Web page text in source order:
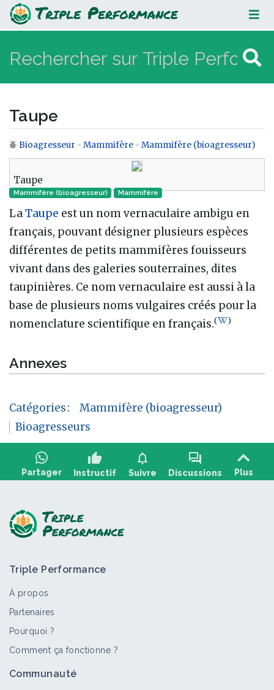
Taupe
Taupe
Aller à :navigation,rechercher
Bioagresseur - Mammifère - Mammifère (bioagresseur)
Taupe
Mammifère (bioagresseur) Mammifère‎
LaTaupe est un nom vernaculaire ambigu en
français, pouvant désigner plusieurs espèces
différentes de petits mammifères fouisseurs
vivant dans des galeries souterraines, dites
taupinières. Ce nom vernaculaire est aussi à la
base de plusieurs noms vulgaires créés pour la
nomenclature scientifique en français.( )
Annexes
Catégories:
Mammifère (bioagresseur)
Bioagresseurs
Partager
thumb_up
Instructif
notifications
Suivre
forum
Discussions Plus
Triple Performance
À propos
Partenaires
Pourquoi ?
Comment ça fonctionne ?
Communauté